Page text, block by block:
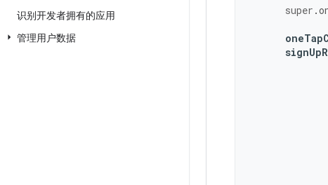
识别开发者拥有的应用
管理用户数据
super .